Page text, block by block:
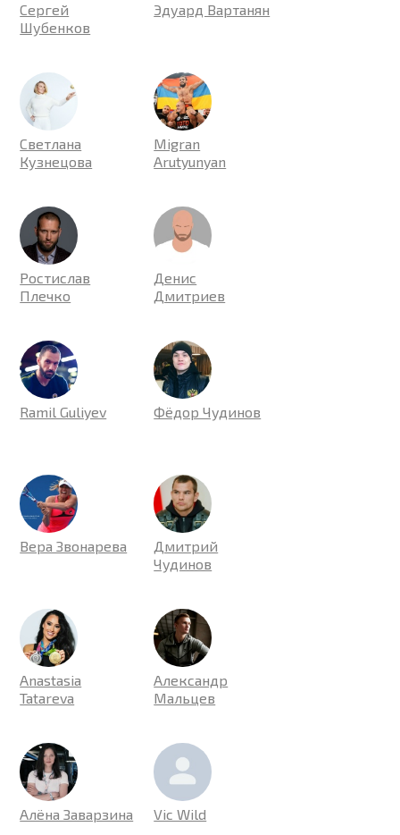
Сергей
Шубенков
Эдуард Вартанян
Светлана
Кузнецова
Migran
Arutyunyan
Ростислав
Плечко
Денис
Дмитриев
Ramil Guliyev Фёдор Чудинов
Вера Звонарева
Дмитрий
Чудинов
Anastasia
Tatareva
Александр
Мальцев
Алёна Заварзина Vic Wild